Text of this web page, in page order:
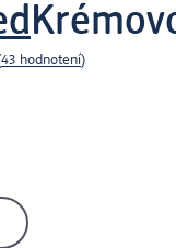
43 hodnotení)